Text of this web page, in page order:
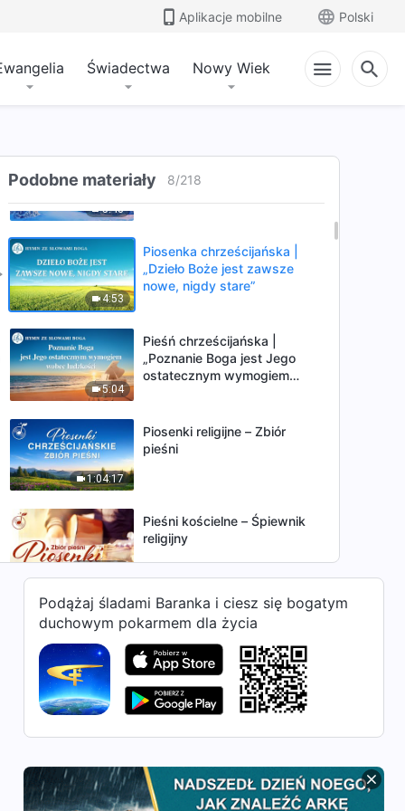
Aplikacje mobilne Polski
Świadectwa Nowy Wiek
Podobne materiały 8/218
ostatecznych, poniosą
Piosenka chrześcijańska |
„Wymogi niezbędne, by
5:43
Piosenka chrześcijańska |
„Przyjmij sąd Chrystusa dni
4:53
Piosenka chrześcijańska |
„Dzieło Boże jest zawsze
nowe, nigdy stare”
5:04
Pieśń chrześcijańska |
„Poznanie Boga jest Jego
ostatecznym wymogiem
1:04:17
Piosenki religijne – Zbiór
pieśni
Pieśni kościelne – Śpiewnik
religijny
5:05
Pieśń chrześcijańska |
„Ludzie po prostu nie oddali
Bogu swoich serc”
Piosenka chrześcijańska |
„Bóg decyduje o końcu ludzi
według ich istoty”
Muzyka chrześcijańska z
tekstem | „Inny wiek, inne
Podążaj śladami Baranka i ciesz się bogatym
duchowym pokarmem dla życia